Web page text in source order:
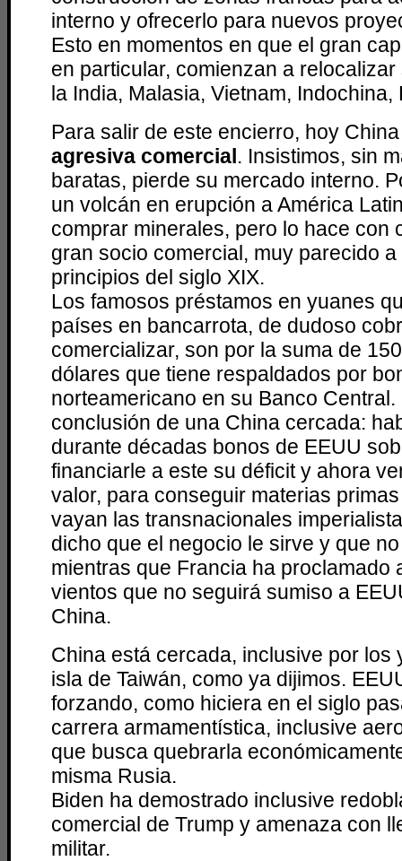
interno y ofrecerlo para nuevos
Esto en momentos en que el gran
en particular, comienzan a
la India, Malasia, Vietnam, Indochina,
Para salir de este encierro, hoy
agresiva comercial. Insistimos, sin
baratas, pierde su mercado interno.
un volcán en erupción a América
comprar minerales, pero lo hace con
gran socio comercial, muy parecido
principios del siglo XIX.
Los famosos préstamos en yuanes
países en bancarrota, de dudoso
comercializar, son por la suma de
dólares que tiene respaldados por
norteamericano en su Banco Central.
conclusión de una China cercada:
durante décadas bonos de EEUU
financiarle a este su déficit y ahora
valor, para conseguir materias
vayan las transnacionales
dicho que el negocio le sirve y que
mientras que Francia ha proclamado
vientos que no seguirá sumiso a
China.
China está cercada, inclusive por los
isla de Taiwán, como ya dijimos.
forzando, como hiciera en el siglo
carrera armamentística, inclusive
que busca quebrarla
misma Rusia.
Biden ha demostrado inclusive
comercial de Trump y amenaza con
militar.